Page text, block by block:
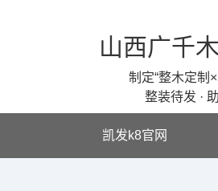
山西广千
制定“整木定制
整装待发 ·
凯发k8官网